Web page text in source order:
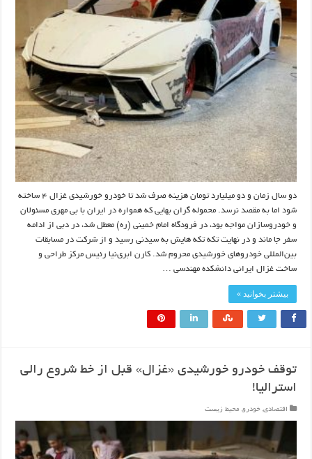
دو سال زمان و دو میلیارد تومان هزینه صرف شد تا خودرو خورشیدی غزال ۴ ساخته
شود اما به مقصد نرسد. محموله گران بهایی که همواره در ایران با بی‌ مهری مسئولان
و خودروسازان مواجه بود، در فرودگاه امام خمینی (ره) معطل شد، در دبی از ادامه
سفر جا ماند و در نهایت تکه‌ تکه‌ هایش به سیدنی رسید و از شرکت در مسابقات
بین‌المللی خودروهای خورشیدی محروم شد. کارن ابری‌نیا رئیس مرکز طراحی و
ساخت غزال ایرانی دانشکده مهندسی …
بیشتر بخوانید »
توقف خودرو خورشیدی «غزال» قبل از خط شروع رالی
استرالیا!
اقتصادی, خودرو, محیط زیست